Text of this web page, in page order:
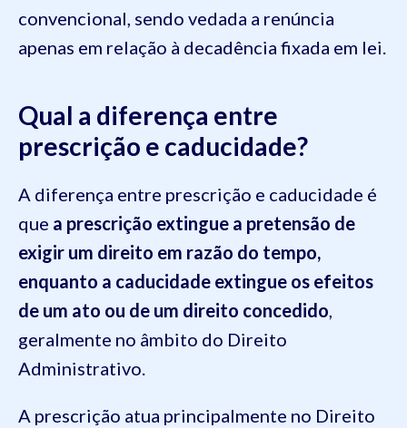
convencional, sendo vedada a renúncia
apenas em relação à decadência fixada em lei.
Qual a diferença entre
prescrição e caducidade?
A diferença entre prescrição e caducidade é
que a prescrição extingue a pretensão de
exigir um direito em razão do tempo,
enquanto a caducidade extingue os efeitos
de um ato ou de um direito concedido,
geralmente no âmbito do Direito
Administrativo.
A prescrição atua principalmente no Direito